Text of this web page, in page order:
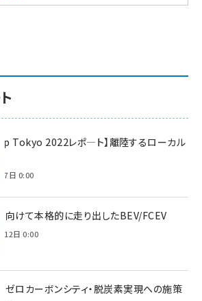
Tokyo 2022レポ—ト】離陸するローカル
7日 0:00
向けて本格的に走り出したBEV/FCEV
12日 0:00
ゼロカーボンシティ・脱炭素実現への施策